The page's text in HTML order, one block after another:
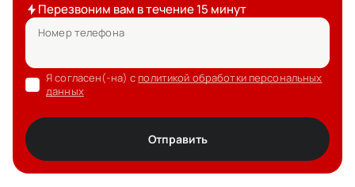
Перезвоним вам в течение 15 минут
Номер телефона
Я согласен(-на) с политикой обработки персональных
данных
Отправить